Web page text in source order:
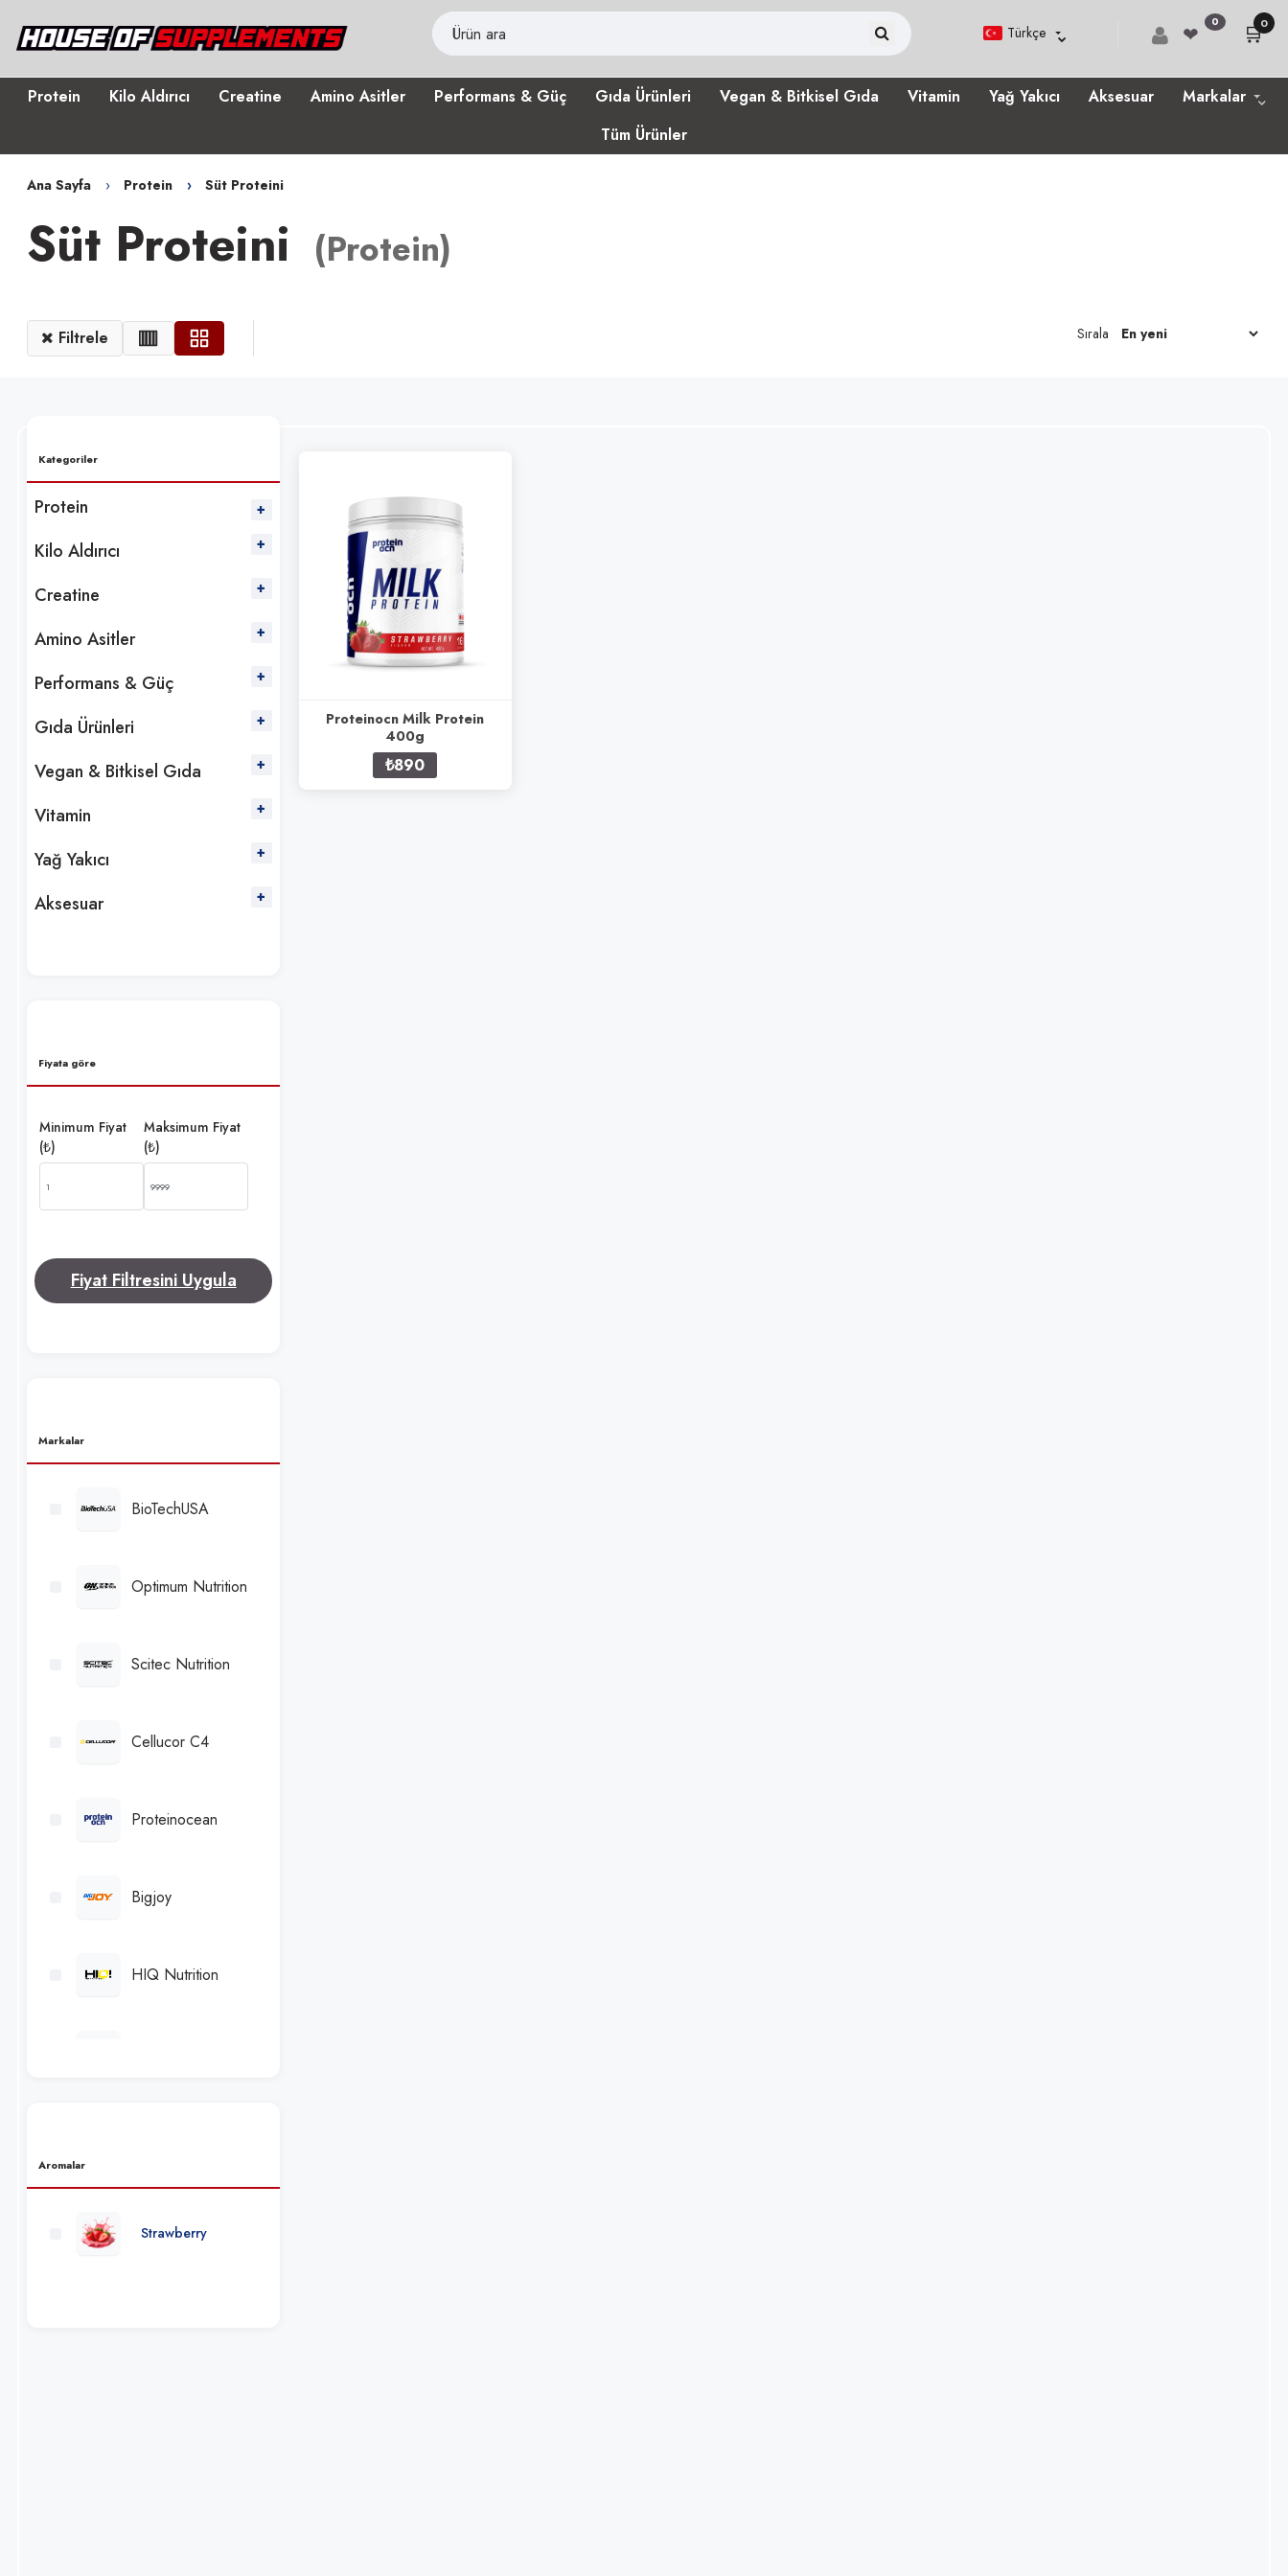
❤ 0 🛒0
Türkçe
Protein Kilo Aldırıcı Creatine Amino Asitler Performans & Güç Gıda Ürünleri Vegan & Bitkisel Gıda Vitamin Yağ Yakıcı Aksesuar
Markalar
Tüm Ürünler
Ana Sayfa Protein Süt Proteini
Süt Proteini (Protein)
Filtrele Sırala
Kategoriler
Protein
Kilo Aldırıcı
Creatine
Amino Asitler
Performans & Güç
Gıda Ürünleri
Vegan & Bitkisel Gıda
Vitamin
Yağ Yakıcı
Aksesuar
Fiyata göre
Minimum Fiyat
(₺)
Maksimum Fiyat
(₺)
Fiyat Filtresini Uygula
Markalar
BioTechUSA
Optimum Nutrition
Scitec Nutrition
Cellucor C4
Proteinocean
Bigjoy
HIQ Nutrition
Aromalar
Strawberry
Proteinocn Milk Protein
400g
₺890